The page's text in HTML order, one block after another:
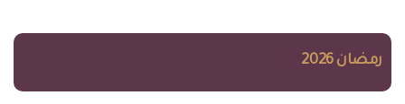
رمضان 2026